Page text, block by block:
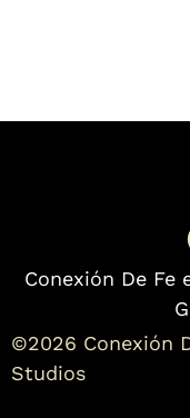
Conexión De Fe
©2026 Conexión
Studios